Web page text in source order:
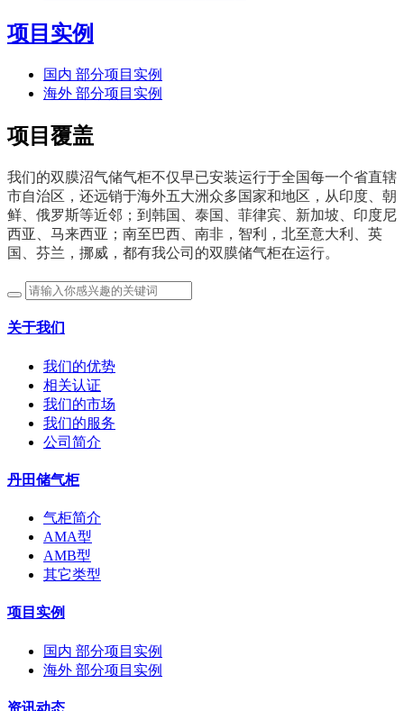
项目实例
国内 部分项目实例
海外 部分项目实例
项目覆盖
我们的双膜沼气储气柜不仅早已安装运行于全国每一个省直辖
市自治区，还远销于海外五大洲众多国家和地区，从印度、朝
鲜、俄罗斯等近邻；到 韩国、 泰国、 菲律宾、新加坡、印度尼
西亚、马来西亚；南至巴西、南非，智利，北至意大利、英
国、芬兰，挪威，都有我公司的双膜储气柜在运行。
关于我们
我们的优势
相关认证
我们的市场
我们的服务
公司简介
丹田储气柜
气柜简介
AMA型
AMB型
其它类型
项目实例
国内 部分项目实例
海外 部分项目实例
资讯动态